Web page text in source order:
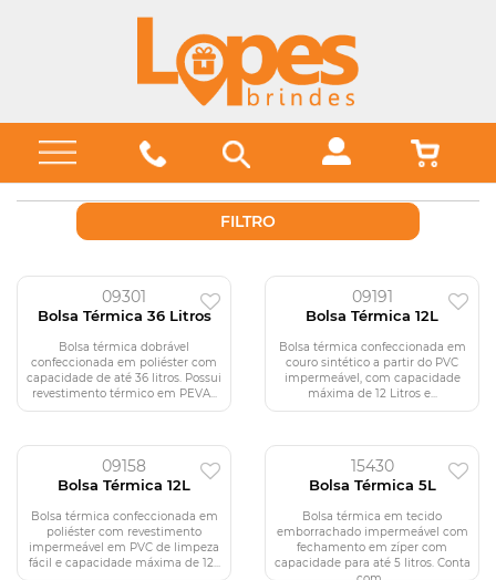
FILTRO
09301
Bolsa Térmica 36 Litros
Bolsa térmica dobrável
confeccionada em poliéster com
capacidade de até 36 litros. Possui
revestimento térmico em PEVA...
09191
Bolsa Térmica 12L
Bolsa térmica confeccionada em
couro sintético a partir do PVC
impermeável, com capacidade
máxima de 12 Litros e...
09158
Bolsa Térmica 12L
Bolsa térmica confeccionada em
poliéster com revestimento
impermeável em PVC de limpeza
fácil e capacidade máxima de 12...
15430
Bolsa Térmica 5L
Bolsa térmica em tecido
emborrachado impermeável com
fechamento em zíper com
capacidade para até 5 litros. Conta